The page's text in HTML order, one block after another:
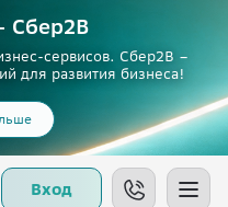
Сбер2B
сервисов. Сбер2В –
для развития бизнеса!
Вход